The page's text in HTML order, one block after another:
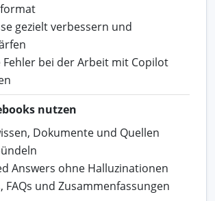
gezielt verbessern und
Fehler bei der Arbeit mit Copilot
nutzen
Dokumente und Quellen
Answers ohne Halluzinationen
FAQs und Zusammenfassungen